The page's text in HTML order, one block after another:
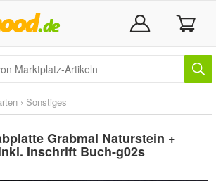
› Sonstiges
Grabmal Naturstein +
Inschrift Buch-g02s